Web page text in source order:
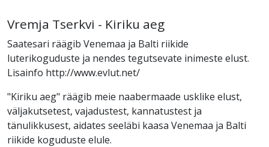
Vremja Tserkvi - Kiriku aeg
Saatesari räägib Venemaa ja Balti riikide
luterikoguduste ja nendes tegutsevate inimeste elust.
Lisainfo http://www.evlut.net/
"Kiriku aeg" räägib meie naabermaade usklike elust,
väljakutsetest, vajadustest, kannatustest ja
tänulikkusest, aidates seeläbi kaasa Venemaa ja Balti
riikide koguduste elule.